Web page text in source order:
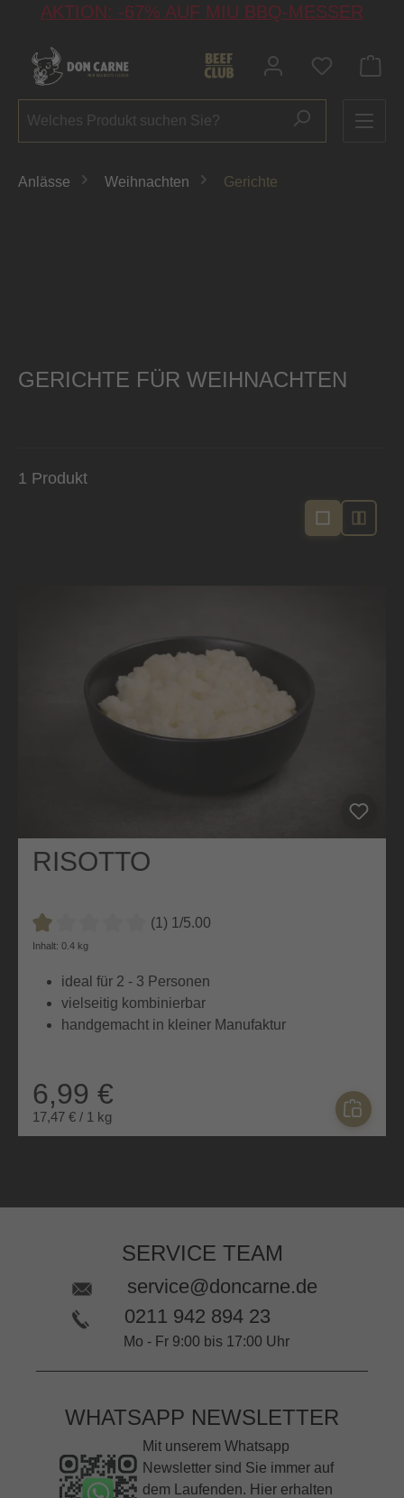
springen
AKTION: -67% AUF MIU BBQ-MESSER
Du hast 0
Anlässe Weihnachten Gerichte
GERICHTE FÜR WEIHNACHTEN
1 Produkt
RISOTTO
Durchschnittliche Bewertung von 1 von 5 Sternen
(1) 1/5.00
Inhalt: 0.4 kg
ideal für 2 - 3 Personen
vielseitig kombinierbar
handgemacht in kleiner Manufaktur
6,99 €
17,47 € / 1 kg
SERVICE TEAM
service@doncarne.de
0211 942 894 23
Mo - Fr 9:00 bis 17:00 Uhr
WHATSAPP NEWSLETTER
Mit unserem Whatsapp
Newsletter sind Sie immer auf
dem Laufenden. Hier erhalten